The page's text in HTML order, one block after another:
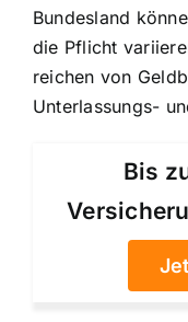
Bundesland
die Pflicht
reichen von
Unterlassungs-
Bis